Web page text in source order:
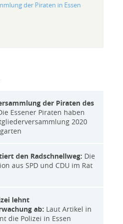
der Piraten in Essen
der Piraten des
Essener Piraten haben
2020
den Radschnellweg: Die
aus SPD und CDU im Rat
lehnt
ab: Laut Artikel in
die Polizei in Essen